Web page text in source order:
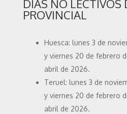
DÍAS NO LECTIVOS
PROVINCIAL
Huesca: lunes 3 de
y viernes 20 de febrero
abril de 2026.
Teruel: lunes 3 de
y viernes 20 de febrero
abril de 2026.